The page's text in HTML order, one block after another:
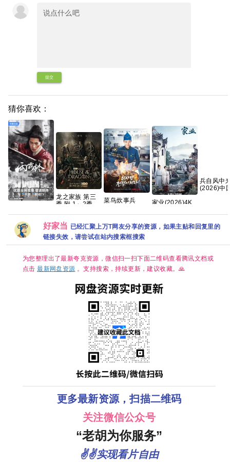
提交
猜你喜欢：
(2026)】【37
集持续更新】
【1080P高码】
【国语中字】
【单集/1G】
武侠 / 古装】
【主演: 杨洋 /
章若楠 / 方逸伦
龙之家族 第三
季 附 1～2季
嵌简繁英字幕
【单集7GB左
右】
菜鸟炊事兵
DL.1080p][内封
简繁英][喜剧/奇
幻][1.6GB/集]
家业(2026)4K
效 HiveWeb/简
体中文/夸克百
度网盘/单集
兵自风中
(2026)中
好家当 已经汇聚上万T网友分享的资源，如果主贴和回复里的
链接失效，请尝试在站内搜索框搜索
为您整理出了最新夸克资源，微信扫一扫下面二维码查看腾讯文档或
点击最新网盘资源 。支持搜索，持续更新，建议收藏。🙏
更多最新资源，扫描二维码
关注微信公众号
“老胡为你服务”
✌✌实现看片自由